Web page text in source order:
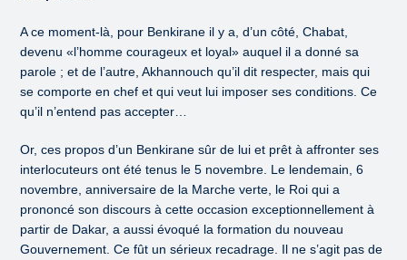
A ce moment-là, pour Benkirane il y a, d’un côté, Chabat,
devenu «l’homme courageux et loyal» auquel il a donné sa
parole ; et de l’autre, Akhannouch qu’il dit respecter, mais qui
se comporte en chef et qui veut lui imposer ses conditions. Ce
qu’il n’entend pas accepter…
Or, ces propos d’un Benkirane sûr de lui et prêt à affronter ses
interlocuteurs ont été tenus le 5 novembre. Le lendemain, 6
novembre, anniversaire de la Marche verte, le Roi qui a
prononcé son discours à cette occasion exceptionnellement à
partir de Dakar, a aussi évoqué la formation du nouveau
Gouvernement. Ce fût un sérieux recadrage. Il ne s’agit pas de